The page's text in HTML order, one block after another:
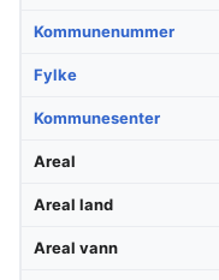
Kommunenummer
Fylke
Kommunesenter
Areal
Areal land
Areal vann